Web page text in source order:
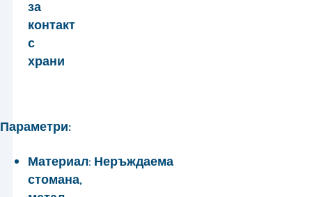
за
контакт
с
храни
Параметри:
Материал: Неръждаема
стомана,